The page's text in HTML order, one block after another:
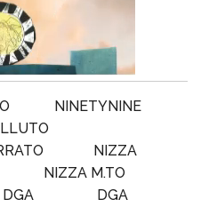
NINETYNINE
NIZZA
NIZZA M.TO
DGA